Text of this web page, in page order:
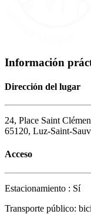
Información
Dirección del lugar
24, Place Saint
65120, Luz-Saint-
Acceso
Estacionamiento : Sí
Transporte público: